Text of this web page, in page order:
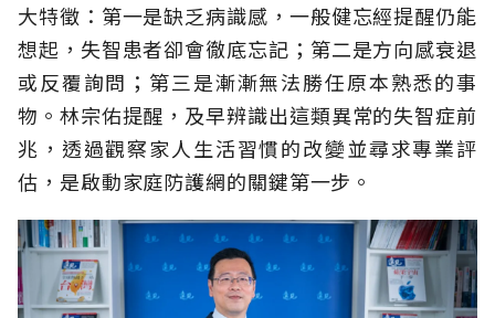
大特徵：第一是缺乏病識感，一般健忘經提醒仍能
想起，失智患者卻會徹底忘記；第二是方向感衰退
或反覆詢問；第三是漸漸無法勝任原本熟悉的事
物。林宗佑提醒，及早辨識出這類異常的失智症前
兆，透過觀察家人生活習慣的改變並尋求專業評
估，是啟動家庭防護網的關鍵第一步。